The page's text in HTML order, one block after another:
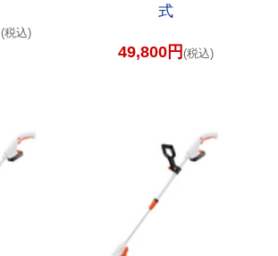
(税込)
式
49,800円 (税込)